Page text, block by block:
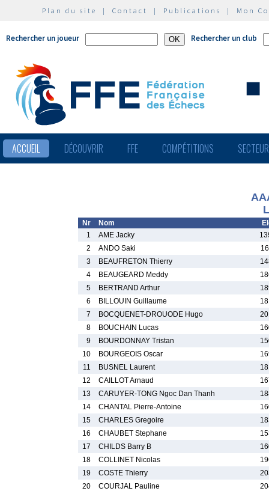
Plan du site | Contact | Publications | Mon
Rechercher un joueur Rechercher un club
ACCUEIL DÉCOUVRIR FFE COMPÉTITIONS
Nr Nom
1
AME Jacky
2
ANDO Saki
3
BEAUFRETON Thierry
4
BEAUGEARD Meddy
5
BERTRAND Arthur
6
BILLOUIN Guillaume
7
BOCQUENET-DROUODE Hugo
8
BOUCHAIN Lucas
9
BOURDONNAY Tristan
10
BOURGEOIS Oscar
11
BUSNEL Laurent
12
CAILLOT Arnaud
13
CARUYER-TONG Ngoc Dan Thanh
14
CHANTAL Pierre-Antoine
15
CHARLES Gregoire
16
CHAUBET Stephane
17
CHILDS Barry B
18
COLLINET Nicolas
19
COSTE Thierry
20
COURJAL Pauline